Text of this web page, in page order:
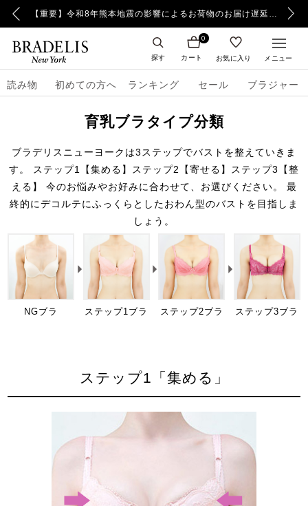
【重要】令和8年熊本地震の影響によるお荷物のお届け遅延について
読み物 初めての方へ ランキング セール ブラジャー
カート
0
お気に入り
探す メニュー
育乳ブラタイプ分類
ブラデリスニューヨークは3ステップでバストを整えていきま
す。
ステップ1【集める】ステップ2【寄せる】ステップ3【整
える】
今のお悩みやお好みに合わせて、お選びください。
最
終的にデコルテにふっくらとしたおわん型のバストを目指しま
しょう。
NGブラ ステップ1ブラ ステップ2ブラ ステップ3ブラ
ステップ1「集める」